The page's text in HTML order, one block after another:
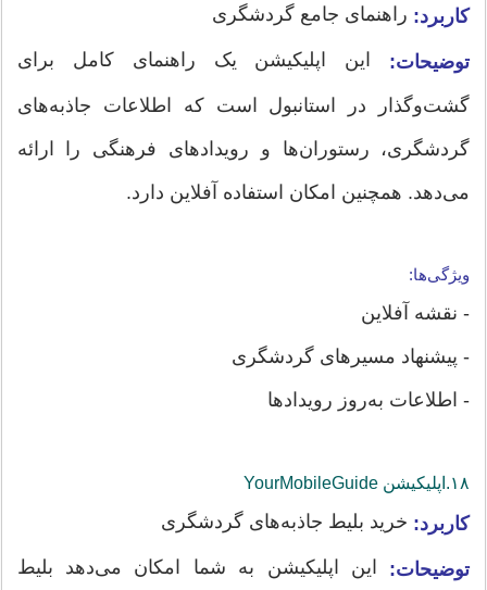
کاربرد: راهنمای جامع گردشگری
توضیحات: این اپلیکیشن یک راهنمای کامل برای
گشت‌وگذار در استانبول است که اطلاعات جاذبه‌های
گردشگری، رستوران‌ها و رویدادهای فرهنگی را ارائه
می‌دهد. همچنین امکان استفاده آفلاین دارد.
ویژگی‌ها:
- نقشه آفلاین
- پیشنهاد مسیرهای گردشگری
- اطلاعات به‌روز رویدادها
۱۸.اپلیکیشن‌ YourMobileGuide
کاربرد: خرید بلیط جاذبه‌های گردشگری
توضیحات: این اپلیکیشن به شما امکان می‌دهد بلیط